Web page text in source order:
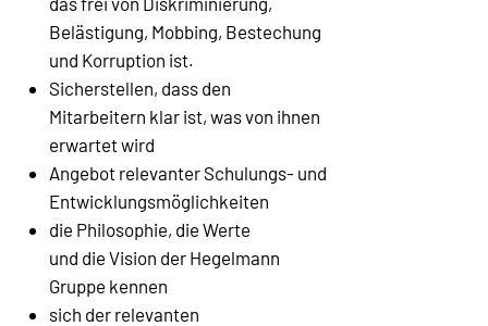
Belästigung, Mobbing, Bestechung
und Korruption ist.
Sicherstellen, dass den
Mitarbeitern klar ist, was von ihnen
erwartet wird
Angebot relevanter Schulungs- und
Entwicklungsmöglichkeiten
die Philosophie, die Werte
und die Vision der Hegelmann
Gruppe kennen
sich der relevanten